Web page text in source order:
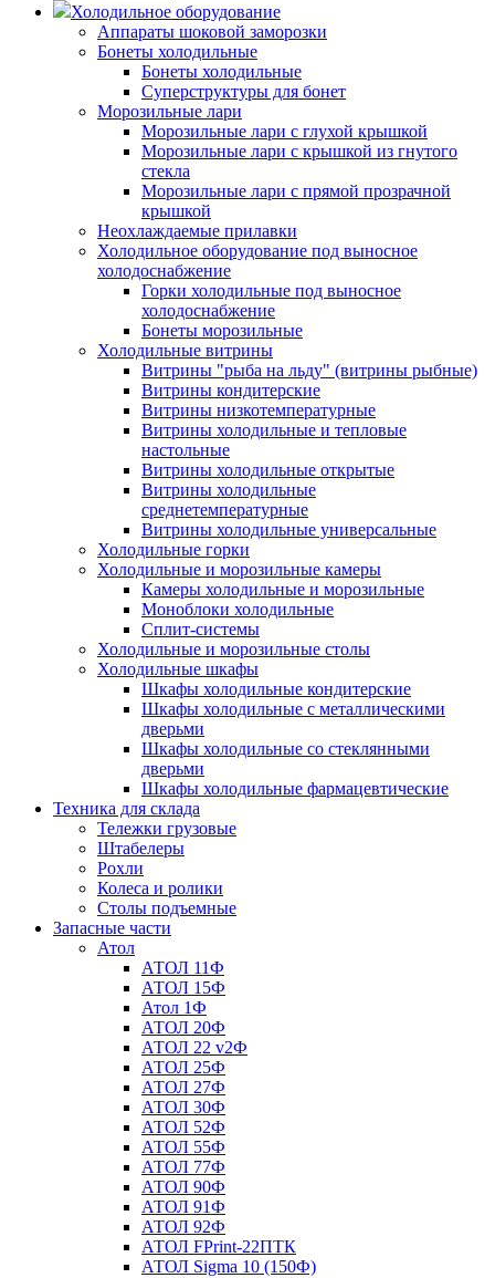
Холодильное оборудование
Аппараты шоковой заморозки
Бонеты холодильные
Бонеты холодильные
Суперструктуры для бонет
Морозильные лари
Морозильные лари с глухой крышкой
Морозильные лари с крышкой из гнутого
стекла
Морозильные лари с прямой прозрачной
крышкой
Неохлаждаемые прилавки
Холодильное оборудование под выносное
холодоснабжение
Горки холодильные под выносное
холодоснабжение
Бонеты морозильные
Холодильные витрины
Витрины "рыба на льду" (витрины рыбные)
Витрины кондитерские
Витрины низкотемпературные
Витрины холодильные и тепловые
настольные
Витрины холодильные открытые
Витрины холодильные
среднетемпературные
Витрины холодильные универсальные
Холодильные горки
Холодильные и морозильные камеры
Камеры холодильные и морозильные
Моноблоки холодильные
Сплит-системы
Холодильные и морозильные столы
Холодильные шкафы
Шкафы холодильные кондитерские
Шкафы холодильные с металлическими
дверьми
Шкафы холодильные со стеклянными
дверьми
Шкафы холодильные фармацевтические
Техника для склада
Тележки грузовые
Штабелеры
Рохли
Колеса и ролики
Столы подъемные
Запасные части
Атол
АТОЛ 11Ф
АТОЛ 15Ф
Атол 1Ф
АТОЛ 20Ф
АТОЛ 22 v2Ф
АТОЛ 25Ф
АТОЛ 27Ф
АТОЛ 30Ф
АТОЛ 52Ф
АТОЛ 55Ф
АТОЛ 77Ф
АТОЛ 90Ф
АТОЛ 91Ф
АТОЛ 92Ф
АТОЛ FPrint-22ПТК
АТОЛ Sigma 10 (150Ф)